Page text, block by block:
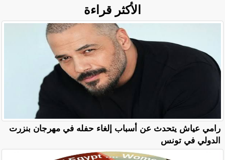
الأكثر قراءة
رامي عياش يتحدث عن أسباب إلغاء حفله في مهرجان بنزرت
الدولي في تونس